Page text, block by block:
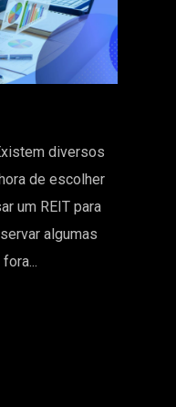
diversos
de escolher
um REIT para
algumas